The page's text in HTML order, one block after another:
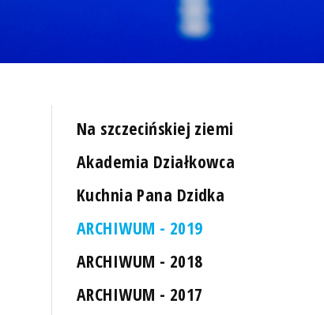
Na szczecińskiej ziemi
Akademia Działkowca
Kuchnia Pana Dzidka
ARCHIWUM - 2019
ARCHIWUM - 2018
ARCHIWUM - 2017